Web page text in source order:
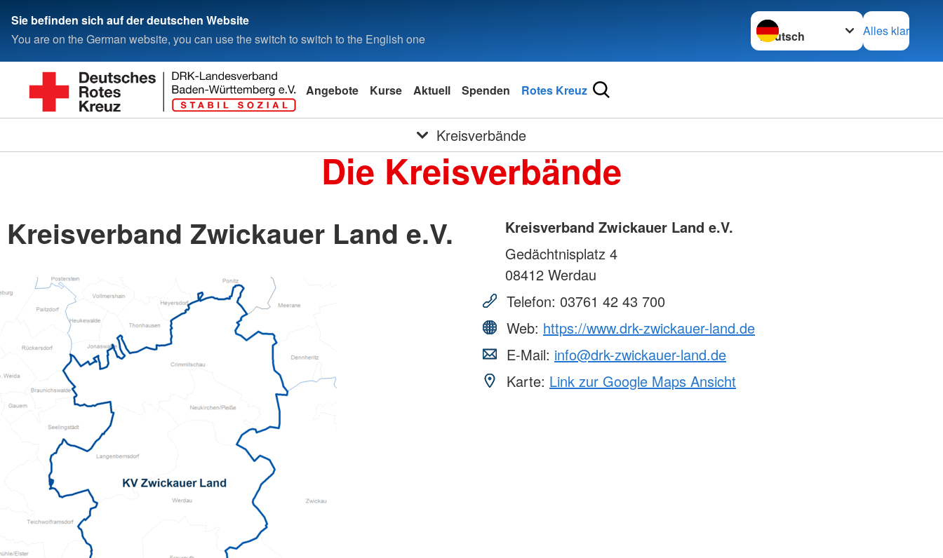
Sie befinden sich auf der deutschen Website
You are on the German website, you can use the switch to switch to the English one
Sprache wechseln zu
Alles klar
Angebote Kurse Aktuell Spenden Rotes Kreuz
Kreisverbände
Die Kreisverbände
Kreisverband Zwickauer Land e.V.
Kreisverband Zwickauer Land e.V.
Gedächtnisplatz 4
08412 Werdau
Telefon: 03761 42 43 700
Web: https://www.drk-zwickauer-land.de
E-Mail: info@drk-zwickauer-land.de
Karte: Link zur Google Maps Ansicht